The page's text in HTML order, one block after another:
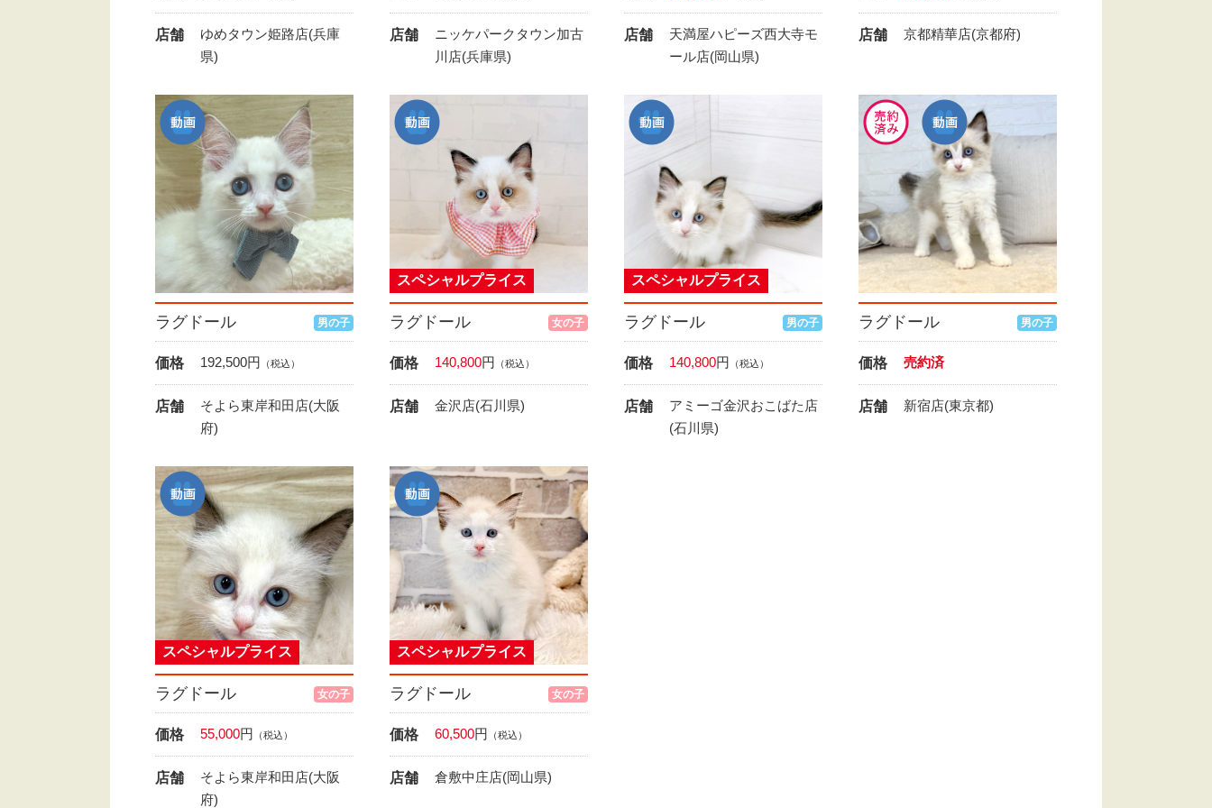
店舗
ゆめタウン姫路店(兵庫
県)
店舗
ニッケパークタウン加古
川店(兵庫県)
店舗
天満屋ハピーズ西大寺モ
ール店(岡山県)
店舗 京都精華店(京都府)
ラグドール 男の子
価格 192,500円 （税込）
店舗
そよら東岸和田店(大阪
府)
ラグドール 女の子
スペシャルプライス
価格 140,800円 （税込）
店舗 金沢店(石川県)
ラグドール 男の子
スペシャルプライス
価格 140,800円 （税込）
店舗
アミーゴ金沢おこばた店
(石川県)
ラグドール 男の子
価格 売約済
店舗 新宿店(東京都)
ラグドール 女の子
スペシャルプライス
価格 55,000円 （税込）
店舗
そよら東岸和田店(大阪
府)
ラグドール 女の子
スペシャルプライス
価格 60,500円 （税込）
店舗 倉敷中庄店(岡山県)